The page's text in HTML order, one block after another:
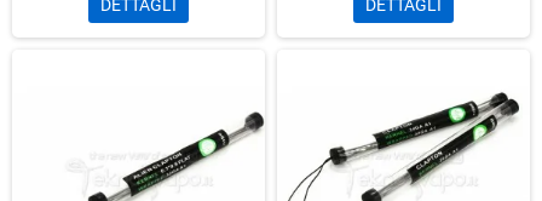
DETTAGLI DETTAGLI